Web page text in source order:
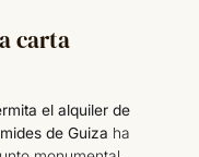
carta
el alquiler de
de Guiza ha